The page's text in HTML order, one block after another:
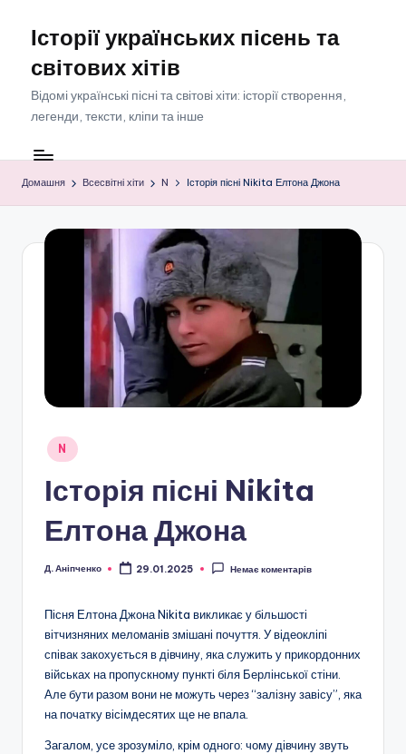
Перейти
вмісту
Історії українських пісень та
світових хітів
Відомі українські пісні та світові хіти: історії створення,
легенди, тексти, кліпи та інше
Домашня Всесвітні хіти N Історія пісні Nikita Елтона Джона
Опубліковано
N
Історія пісні Nikita
Елтона Джона
Опубліковано
Д. Аніпченко 29.01.2025 Немає коментарів
Пісня Елтона Джона Nikita викликає у більшості
вітчизняних меломанів змішані почуття. У відеокліпі
співак закохується в дівчину, яка служить у прикордонних
військах на пропускному пункті біля Берлінської стіни.
Але бути разом вони не можуть через “залізну завісу”, яка
на початку вісімдесятих ще не впала.
Загалом, усе зрозуміло, крім одного: чому дівчину звуть